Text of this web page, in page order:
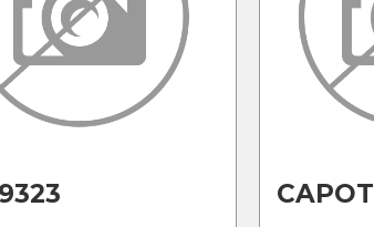
CAPOT